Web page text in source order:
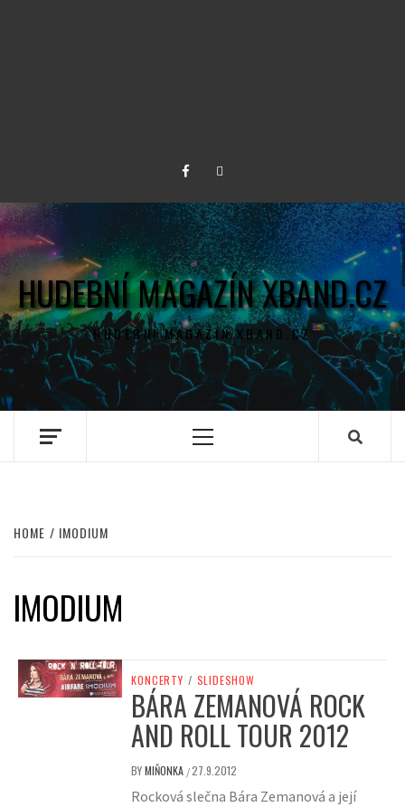
FacebookTwitter
HUDEBNÍ MAGAZÍN XBAND.CZ
HUDEBNÍ MAGAZÍN XBAND.CZ
Primary
HOME IMODIUM
IMODIUM
KONCERTY / SLIDESHOW
BÁRA ZEMANOVÁ ROCK
AND ROLL TOUR 2012
BYMIŇONKA /27.9.2012
Rocková slečna Bára Zemanová a její